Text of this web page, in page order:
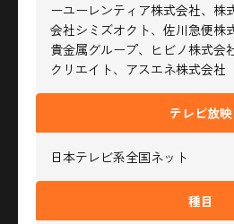
ーユーレンティア株式会社、株
会社シミズオクト、佐川急便株
貴金属グループ、ヒビノ株式会社
クリエイト、アスエネ株式会社
テレビ放映
日本テレビ系全国ネット
種目